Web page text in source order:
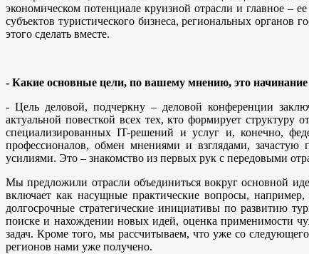
экономическом потенциале круизной отрасли и главное –
субъектов туристического бизнеса, региональных органов
этого сделать вместе.
- Какие основные цели, по вашему мнению, это начинание
- Цель деловой, подчеркну – деловой конференции
актуальной повесткой всех тех, кто формирует структуру
специализированных IT-решений и услуг и, конечно,
профессионалов, обмен мнениями и взглядами,
усилиями. Это – знакомство из первых рук с передовыми
Мы предложили отрасли объединиться вокруг основной
включает как насущные практические вопросы,
долгосрочные стратегические инициативы по развитию
поиске и нахождении новых идей, оценка применимости
задач. Кроме того, мы рассчитываем, что уже со
регионов нами уже получено.